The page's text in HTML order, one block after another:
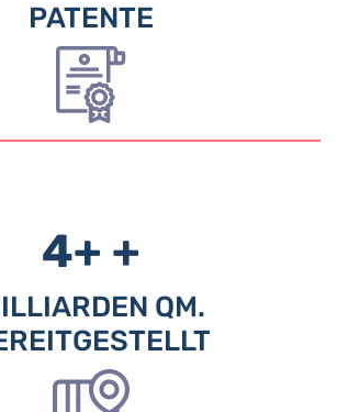
PATENTE
4+ +
QM.